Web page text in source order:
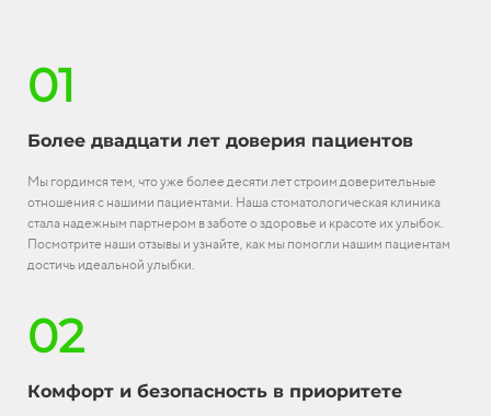
01
Более двадцати лет доверия пациентов
Мы гордимся тем, что уже более десяти лет строим доверительные
отношения с нашими пациентами. Наша стоматологическая клиника
стала надежным партнером в заботе о здоровье и красоте их улыбок.
Посмотрите наши отзывы и узнайте, как мы помогли нашим пациентам
достичь идеальной улыбки.
02
Комфорт и безопасность в приоритете